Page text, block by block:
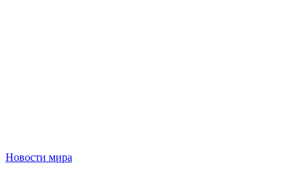
Новости мира